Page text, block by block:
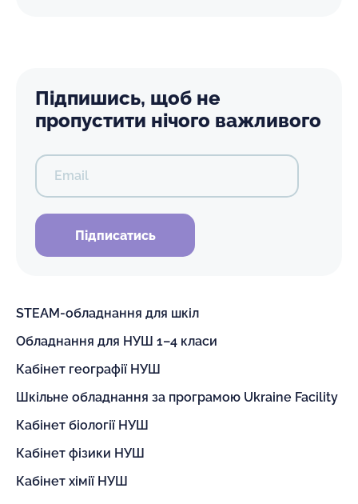
Підпишись, щоб не
пропустити нічого важливого
Email
Підписатись
STEAM-обладнання для шкіл
Обладнання для НУШ 1–4 класи
Кабінет географії НУШ
Шкільне обладнання за програмою Ukraine Facility
Кабінет біології НУШ
Кабінет фізики НУШ
Кабінет хімії НУШ